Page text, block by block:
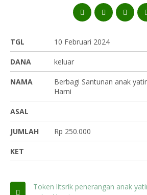
TGL 10 Februari 2024
DANA keluar
NAMA
Berbagi Santunan anak
Harni
ASAL
JUMLAH Rp 250.000
KET
Token litsrik penerangan anak